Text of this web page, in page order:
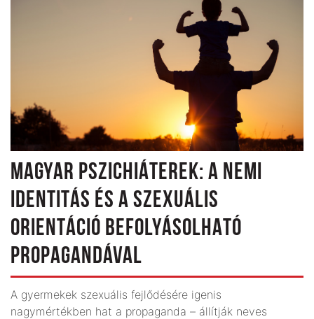
MAGYAR PSZICHIÁTEREK: A NEMI
IDENTITÁS ÉS A SZEXUÁLIS
ORIENTÁCIÓ BEFOLYÁSOLHATÓ
PROPAGANDÁVAL
A gyermekek szexuális fejlődésére igenis
nagymértékben hat a propaganda – állítják neves